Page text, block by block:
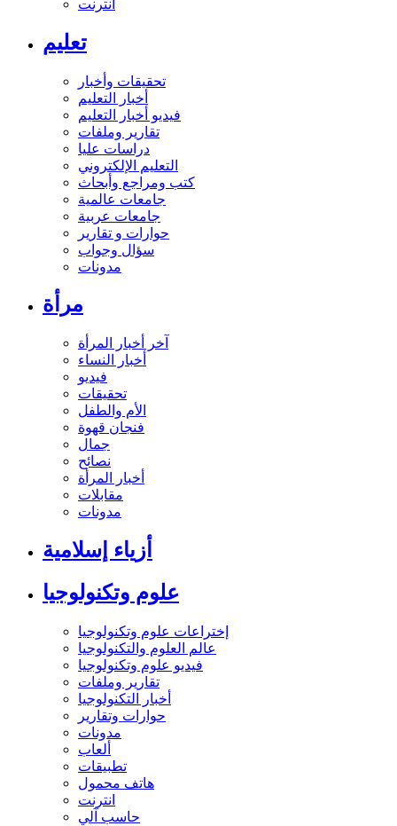
انترنت
تعليم
تحقيقات وأخبار
أخبار التعليم
فيديو أخبار التعليم
تقارير وملفات
دراسات عليا
التعليم الإلكتروني
كتب ومراجع وأبحاث
جامعات عالمية
جامعات عربية
حوارات و تقارير
سؤال وجواب
مدونات
مرأة
آخر أخبار المرأة
أخبار النساء
فيديو
تحقيقات
الأم والطفل
فنجان قهوة
جمال
نصائح
أخبار المرأة
مقابلات
مدونات
أزياء إسلامية
علوم وتكنولوجيا
إختراعات علوم وتكنولوجيا
عالم العلوم والتكنولوجيا
فيديو علوم وتكنولوجيا
تقارير وملفات
أخبار التكنولوجيا
حوارات وتقارير
مدونات
ألعاب
تطبيقات
هاتف محمول
انترنت
حاسب آلي